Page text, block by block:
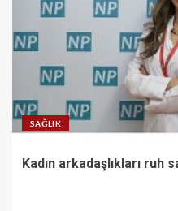
SAĞLIK
Kadın arkadaşlıkları ruh